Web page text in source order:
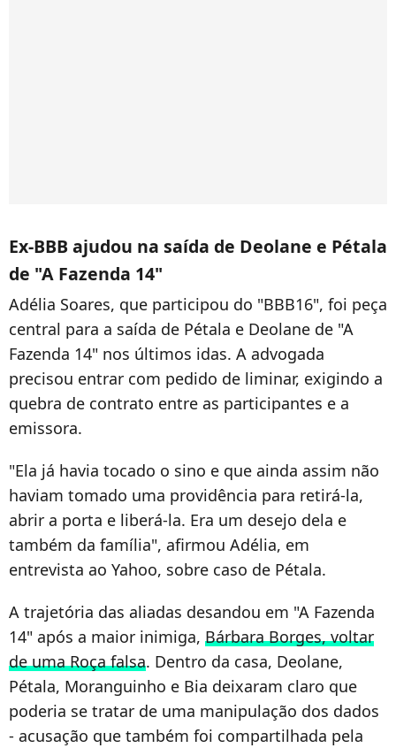
Ex-BBB ajudou na saída de Deolane e Pétala
de "A Fazenda 14"
Adélia Soares, que participou do "BBB16", foi peça
central para a saída de Pétala e Deolane de "A
Fazenda 14" nos últimos idas. A advogada
precisou entrar com pedido de liminar, exigindo a
quebra de contrato entre as participantes e a
emissora.
"Ela já havia tocado o sino e que ainda assim não
haviam tomado uma providência para retirá-la,
abrir a porta e liberá-la. Era um desejo dela e
também da família", afirmou Adélia, em
entrevista ao Yahoo, sobre caso de Pétala.
A trajetória das aliadas desandou em "A Fazenda
14" após a maior inimiga, Bárbara Borges, voltar
de uma Roça falsa. Dentro da casa, Deolane,
Pétala, Moranguinho e Bia deixaram claro que
poderia se tratar de uma manipulação dos dados
- acusação que também foi compartilhada pela